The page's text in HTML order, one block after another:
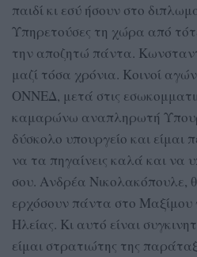
παιδί κι εσύ ήσουν στο
Υπηρετούσες τη χώρα από
την αποζητώ πάντα.
μαζί τόσα χρόνια. Κοινοί
ΟΝΝΕΔ, μετά στις
καμαρώνω αναπληρωτή
δύσκολο υπουργείο και
να τα πηγαίνεις καλά και να
σου. Ανδρέα Νικολακόπουλε,
ερχόσουν πάντα στο Μαξίμου
Ηλείας. Κι αυτό είναι
είμαι στρατιώτης της